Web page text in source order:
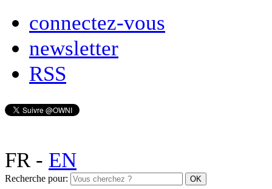
connectez-vous
newsletter
RSS
FR- EN
Recherche pour: